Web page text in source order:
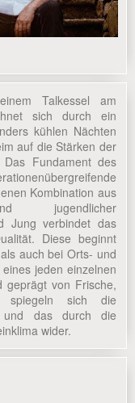
Talkessel am
sich durch ein
kühlen Nächten
auf die Stärken der
Fundament des
Kombination aus
jugendlicher
Jung verbindet das
Diese beginnt
auch bei Orts- und
jeden einzelnen
geprägt von Frische,
spiegeln sich die
und das durch die
wider.